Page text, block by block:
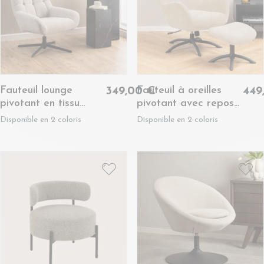
Fauteuil lounge
pivotant en tissu
bouclette - BERLIN
Disponible en 2 coloris
349,00 €Fauteuil à oreilles
pivotant avec repose-
pieds en tissu -
Disponible en 2 coloris